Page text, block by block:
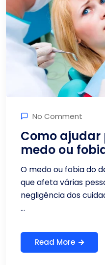
No Comment
Como ajudar
medo ou
O medo ou fobia do
que afeta várias
negligência dos
...
Read More